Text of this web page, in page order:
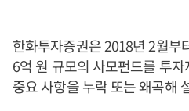
한화투자증권은 2018년 2월부
6억 원 규모의 사모펀드를 투
중요 사항을 누락 또는 왜곡해